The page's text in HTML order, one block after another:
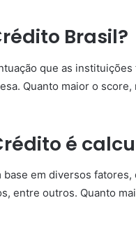
Brasil?
que as
Quanto maior o
é
em diversos
entre outros. Quanto